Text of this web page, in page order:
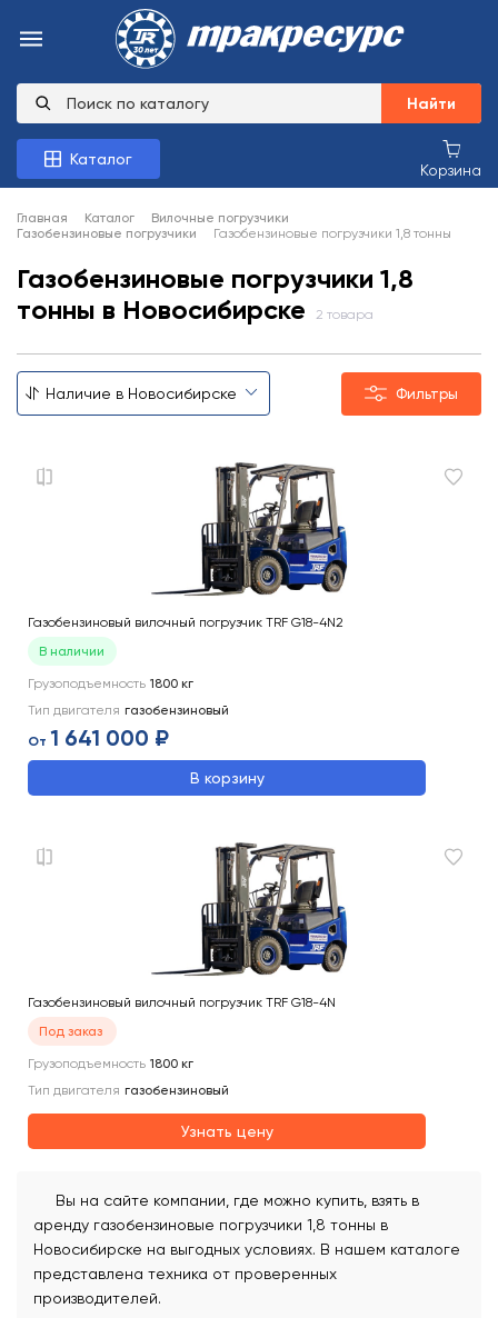
Найти
Каталог
Корзина
Главная Каталог
Вилочные погрузчики
Газобензиновые погрузчики
Газобензиновые погрузчики 1,8 тонны
Газобензиновые погрузчики 1,8
тонны в Новосибирске
2 товара
Фильтры
Газобензиновый вилочный погрузчик TRF G18-4N2
В наличии
Грузоподъемность 1800 кг
Тип двигателя газобензиновый
От 1 641 000 ₽
В корзину
Газобензиновый вилочный погрузчик TRF G18-4N
Под заказ
Грузоподъемность 1800 кг
Тип двигателя газобензиновый
Узнать цену
Вы на сайте компании, где можно купить, взять в
аренду газобензиновые погрузчики 1,8 тонны в
Новосибирске на выгодных условиях. В нашем каталоге
представлена техника от проверенных
производителей.